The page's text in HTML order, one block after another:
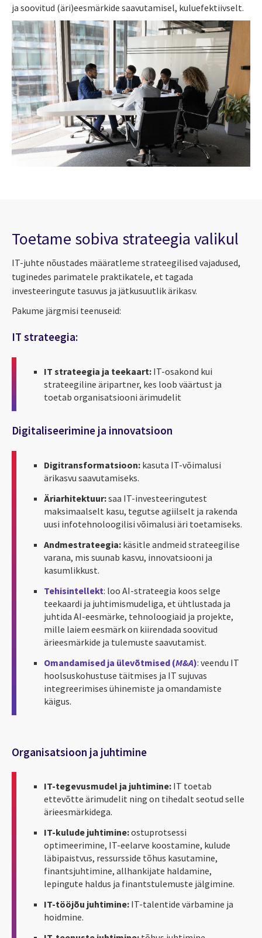
ja soovitud (äri)eesmärkide saavutamisel, kuluefektiivselt.
Toetame sobiva strateegia valikul
IT-juhte nõustades määratleme strateegilised vajadused,
tuginedes parimatele praktikatele, et tagada
investeeringute tasuvus ja jätkusuutlik ärikasv.
Pakume järgmisi teenuseid:
IT strateegia:
IT strateegia ja teekaart: IT-osakond kui
strateegiline äripartner, kes loob väärtust ja
toetab organisatsiooni ärimudelit
Digitaliseerimine ja innovatsioon
Digitransformatsioon: kasuta IT-võimalusi
ärikasvu saavutamiseks.
Äriarhitektuur:saa IT-investeeringutest
maksimaalselt kasu, tegutse agiilselt ja rakenda
uusi infotehnoloogilisi võimalusi äri toetamiseks.
Andmestrateegia: käsitle andmeid strateegilise
varana, mis suunab kasvu, innovatsiooni ja
kasumlikkust.
Tehisintellekt: loo AI-strateegia koos selge
teekaardi ja juhtimismudeliga, et ühtlustada ja
juhtida AI-eesmärke, tehnoloogiaid ja projekte,
mille laiem eesmärk on kiirendada soovitud
ärieesmärkide ja tulemuste saavutamist.
Omandamised ja ülevõtmised (M&A): veendu IT
hoolsuskohustuse täitmises ja IT sujuvas
integreerimises ühinemiste ja omandamiste
käigus.
Organisatsioon ja juhtimine
IT-tegevusmudel ja juhtimine: IT toetab
ettevõtte ärimudelit ning on tihedalt seotud selle
ärieesmärkidega.
IT-kulude juhtimine:ostuprotsessi
optimeerimine, IT-eelarve koostamine, kulude
läbipaistvus, ressursside tõhus kasutamine,
finantsjuhtimine, allhankijate haldamine,
lepingute haldus ja finantstulemuste jälgimine.
IT-tööjõu juhtimine: IT-talentide värbamine ja
hoidmine.